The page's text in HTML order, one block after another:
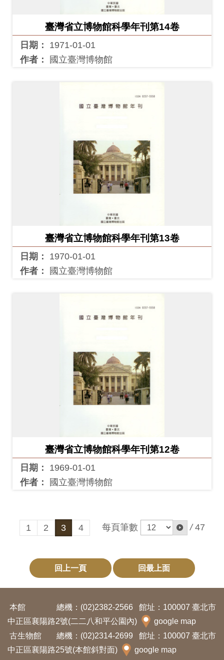
臺灣省立博物館科學年刊第14卷
日期：
1971-01-01
作者：
國立臺灣博物館
臺灣省立博物館科學年刊第13卷
日期：
1970-01-01
作者：
國立臺灣博物館
臺灣省立博物館科學年刊第12卷
日期：
1969-01-01
作者：
國立臺灣博物館
1 2 3 4 每頁筆數 / 47
回上一頁 回最上面
本館 總機：(02)2382-2566
館址：100007 臺北市
中正區襄陽路2號(二二八和平公園內)
google map
古生物館
總機：(02)2314-2699
館址：100007 臺北市
中正區襄陽路25號(本館斜對面)
google map